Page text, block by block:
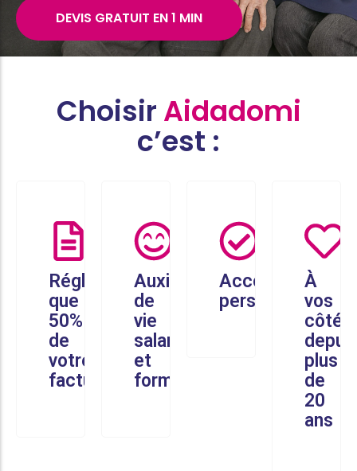
DEVIS GRATUIT EN 1 MIN
Choisir Aidadomi
c’est :
Réglez
que
50%
de
votre
facture
Auxiliaires
de
vie
salariés
et
formés
personnalisé
À
vos
côtés
plus
de
20
ans